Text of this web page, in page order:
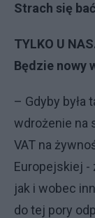
Strach się
TYLKO U
Będzie nowy
– Gdyby była
wdrożenie na
VAT na
Europejskiej -
jak i wobec
do tej pory